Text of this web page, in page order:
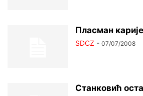
Пласман
SDCZ - 07/07/2008
Станковић